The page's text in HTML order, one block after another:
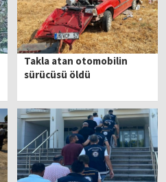
Takla atan otomobilin
sürücüsü öldü